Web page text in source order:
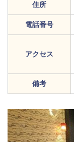
住所
電話番号
アクセス
備考